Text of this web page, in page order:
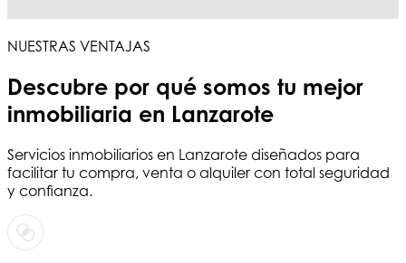
NUESTRAS VENTAJAS
Descubre por qué somos tu mejor
inmobiliaria en Lanzarote
Servicios inmobiliarios en Lanzarote diseñados para
facilitar tu compra, venta o alquiler con total seguridad
y confianza.